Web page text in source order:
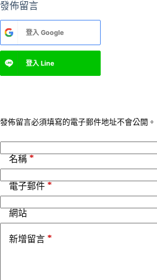
發佈留言
登入 Google
登入 Line
發佈留言必須填寫的電子郵件地址不會公開。
名稱 *
電子郵件 *
網站
新增留言 *
A
t
n
v
: